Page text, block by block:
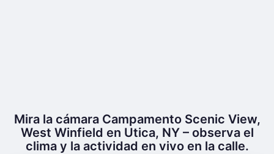
Mira la cámara Campamento Scenic View,
West Winfield en Utica, NY – observa el
clima y la actividad en vivo en la calle.